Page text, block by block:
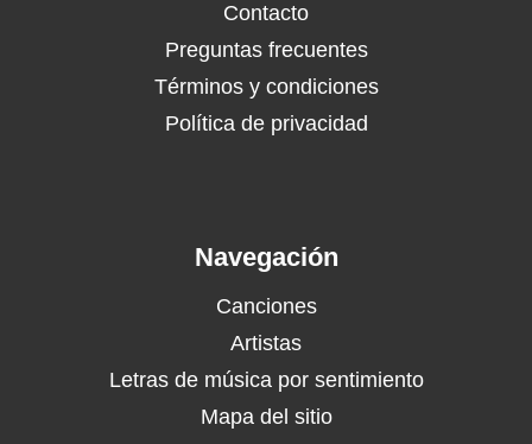
Contacto
Preguntas frecuentes
Términos y condiciones
Política de privacidad
Navegación
Canciones
Artistas
Letras de música por sentimiento
Mapa del sitio